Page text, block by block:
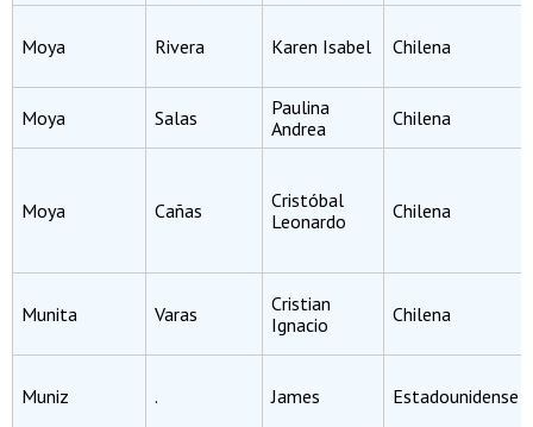
Moya Rivera Karen Isabel Chilena
Moya Salas
Paulina
Andrea
Chilena
Moya Cañas
Cristóbal
Leonardo
Chilena
Munita Varas
Cristian
Ignacio
Chilena
Muniz . James Estadounidense